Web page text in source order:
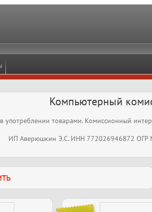
Компьютерный
товарами. Комиссионный
ИП Аверюшкин Э.С. ИНН 772026946872 ОГР